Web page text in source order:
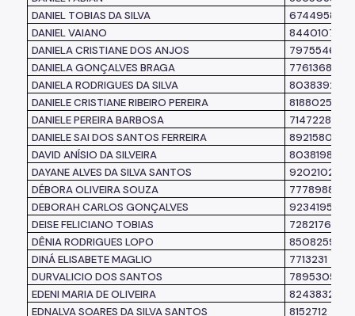
DANIEL TOBIAS DA SILVA
6744958
DANIEL VAIANO
8440107
DANIELA CRISTIANE DOS ANJOS
7975546
DANIELA GONÇALVES BRAGA
7761368
DANIELA RODRIGUES DA SILVA
8038392
DANIELE CRISTIANE RIBEIRO PEREIRA
8188025
DANIELE PEREIRA BARBOSA
7147228
DANIELE SAI DOS SANTOS FERREIRA
8921580
DAVID ANÍSIO DA SILVEIRA
8038198
DAYANE ALVES DA SILVA SANTOS
9202102
DÉBORA OLIVEIRA SOUZA
7778988
DEBORAH CARLOS GONÇALVES
9234195
DEISE FELICIANO TOBIAS
7282176
DÊNIA RODRIGUES LOPO
8508259
DINÁ ELISABETE MAGLIO
7713231
DURVALICIO DOS SANTOS
7895305
EDENI MARIA DE OLIVEIRA
8243832
EDNALVA SOARES DA SILVA SANTOS
8152712